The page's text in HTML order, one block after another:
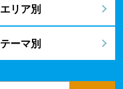
エリア別
テーマ別